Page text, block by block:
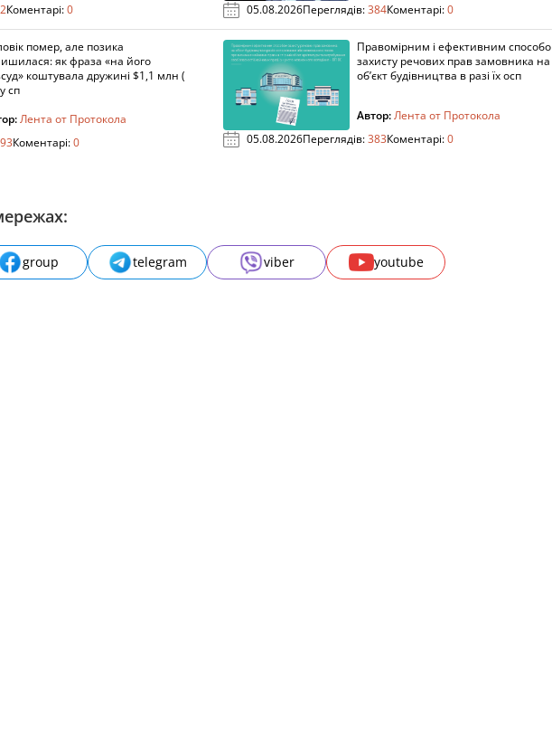
Коментарі:0
05.08.2026Переглядів:384Коментарі:0
помер, але позика
як фраза «на його
коштувала дружині $1,1 млн (
сп
Лента от Протокола
Коментарі:0
Правомірним і ефективним
захисту речових прав замовника на
об’єкт будівництва в разі їх осп
Автор:Лента от Протокола
05.08.2026Переглядів:383Коментарі:0
group telegram viber youtube